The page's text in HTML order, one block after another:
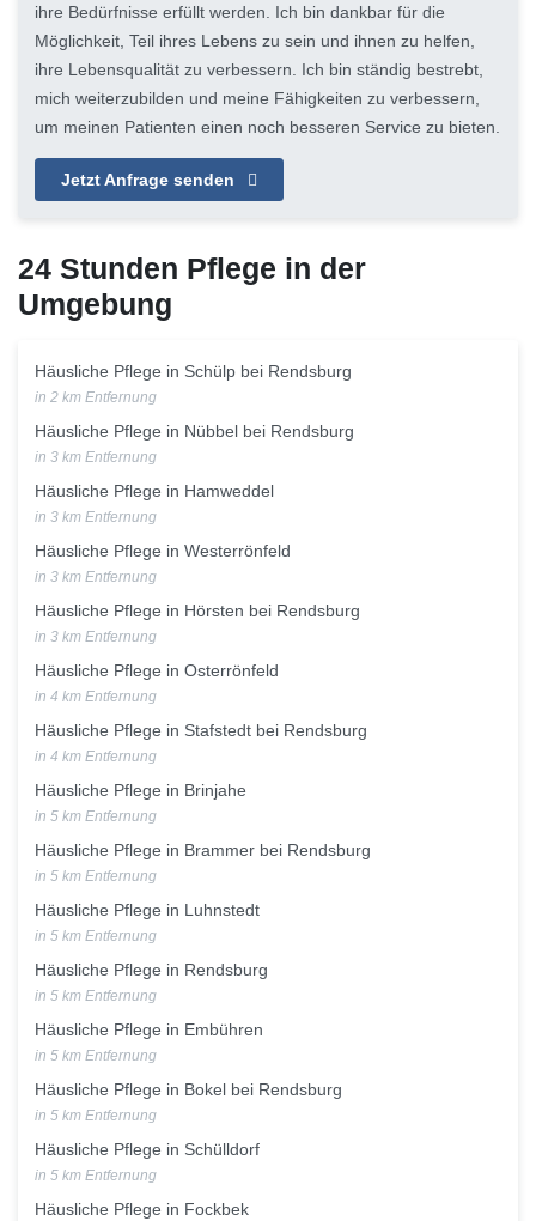
ihre Bedürfnisse erfüllt werden. Ich bin dankbar für die
Möglichkeit, Teil ihres Lebens zu sein und ihnen zu helfen,
ihre Lebensqualität zu verbessern. Ich bin ständig bestrebt,
mich weiterzubilden und meine Fähigkeiten zu verbessern,
um meinen Patienten einen noch besseren Service zu bieten.
Jetzt Anfrage senden
24 Stunden Pflege in der
Umgebung
Häusliche Pflege in Schülp bei Rendsburg
in 2 km Entfernung
Häusliche Pflege in Nübbel bei Rendsburg
in 3 km Entfernung
Häusliche Pflege in Hamweddel
in 3 km Entfernung
Häusliche Pflege in Westerrönfeld
in 3 km Entfernung
Häusliche Pflege in Hörsten bei Rendsburg
in 3 km Entfernung
Häusliche Pflege in Osterrönfeld
in 4 km Entfernung
Häusliche Pflege in Stafstedt bei Rendsburg
in 4 km Entfernung
Häusliche Pflege in Brinjahe
in 5 km Entfernung
Häusliche Pflege in Brammer bei Rendsburg
in 5 km Entfernung
Häusliche Pflege in Luhnstedt
in 5 km Entfernung
Häusliche Pflege in Rendsburg
in 5 km Entfernung
Häusliche Pflege in Embühren
in 5 km Entfernung
Häusliche Pflege in Bokel bei Rendsburg
in 5 km Entfernung
Häusliche Pflege in Schülldorf
in 5 km Entfernung
Häusliche Pflege in Fockbek